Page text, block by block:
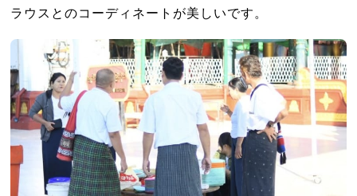
ラウスとのコーディネートが美しいです。